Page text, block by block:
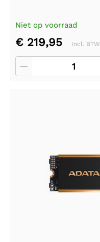
Niet op voorraad
€ 219,95 Incl. BTW